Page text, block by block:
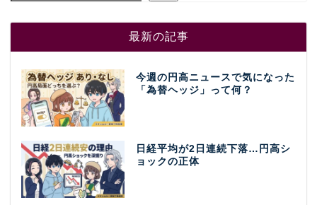
最新の記事
今週の円高ニュースで気になった
「為替ヘッジ」って何？
日経平均が2日連続下落…円高シ
ョックの正体